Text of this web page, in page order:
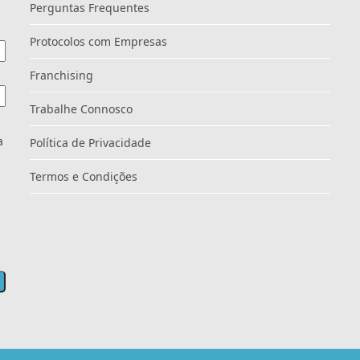
Perguntas Frequentes
Protocolos com Empresas
Franchising
Trabalhe Connosco
Política de Privacidade
Termos e Condições